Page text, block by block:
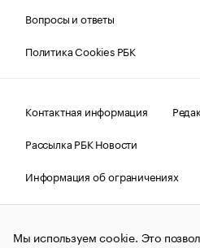
Вопросы и ответы
Политика Cookies РБК
Контактная информация
Рассылка РБК Новости
Информация об ограничениях
Правовая информация
О
© АО
Мы используем cookie. Это